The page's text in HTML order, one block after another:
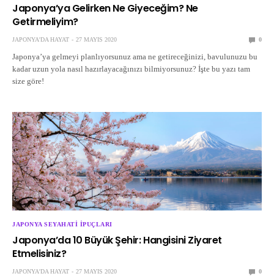
Japonya’ya Gelirken Ne Giyeceğim? Ne
Getirmeliyim?
JAPONYA'DA HAYAT 27 MAYIS 2020 0
Japonya’ya gelmeyi planlıyorsunuz ama ne getireceğinizi, bavulunuzu bu
kadar uzun yola nasıl hazırlayacağınızı bilmiyorsunuz? İşte bu yazı tam
size göre!
JAPONYA SEYAHATI İPUÇLARI
Japonya’da 10 Büyük Şehir: Hangisini Ziyaret
Etmelisiniz?
JAPONYA'DA HAYAT 27 MAYIS 2020 0